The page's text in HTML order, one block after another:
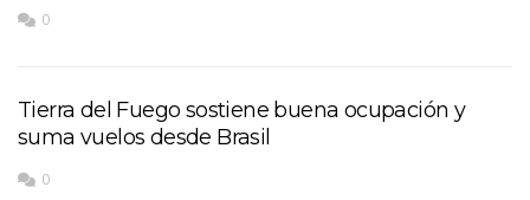
0
Tierra del Fuego sostiene buena ocupación y
suma vuelos desde Brasil
0